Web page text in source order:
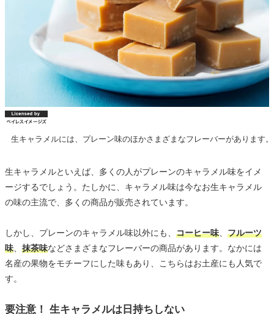
生キャラメルには、プレーン味のほかさまざまなフレーバーがあります。
生キャラメルといえば、多くの人がプレーンのキャラメル味をイメ
ージするでしょう。たしかに、キャラメル味は今なお生キャラメル
の味の主流で、多くの商品が販売されています。
しかし、プレーンのキャラメル味以外にも、 コーヒー味
フルーツ
味
抹茶味などさまざまなフレーバーの商品があります。なかには
名産の果物をモチーフにした味もあり、こちらはお土産にも人気で
す。
要注意！ 生キャラメルは日持ちしない